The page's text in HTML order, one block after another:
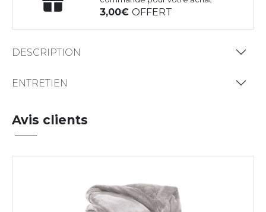
3,00OFFERT
DESCRIPTION
ENTRETIEN
Avis clients